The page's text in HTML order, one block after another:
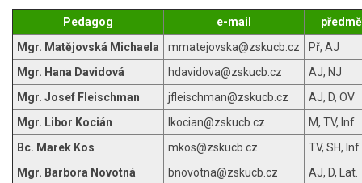
Pedagog e-mail
Mgr. Matějovská Michaela
mmatejovska@zskucb.cz
Př, AJ
Mgr. Hana Davidová
hdavidova@zskucb.cz
AJ, NJ
Mgr. Josef Fleischman
jfleischman@zskucb.cz
AJ, D, OV
Mgr. Libor Kocián
lkocian@zskucb.cz
M, TV, Inf
Bc. Marek Kos
mkos@zskucb.cz
TV, SH, Inf
Mgr. Barbora Novotná
bnovotna@zskucb.cz AJ, D, Lat.